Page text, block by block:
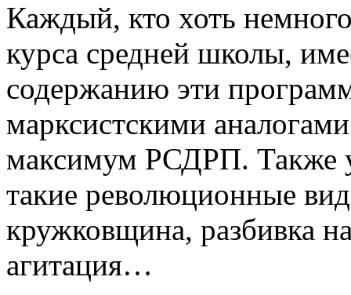
Каждый, кто хоть
курса средней школы,
содержанию эти
марксистскими
максимум РСДРП. Также
такие революционные
кружковщина, разбивка
агитация…